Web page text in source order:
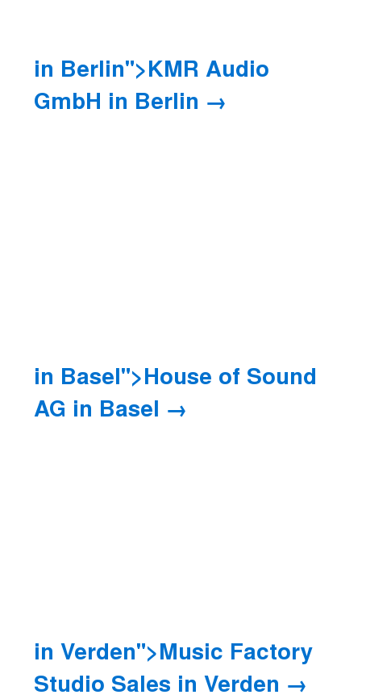
in Berlin">KMR Audio
GmbH in Berlin
in Basel">House of Sound
AG in Basel
in Verden">Music Factory
Studio Sales in Verden